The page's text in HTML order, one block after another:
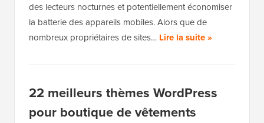
des lecteurs nocturnes et potentiellement économiser
la batterie des appareils mobiles. Alors que de
nombreux propriétaires de sites… Lire la suite »
22 meilleurs thèmes WordPress
pour boutique de vêtements